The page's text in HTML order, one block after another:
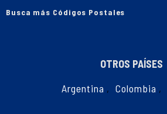
Busca más Códigos Postales
OTROS PAÍSES
Argentina , Colombia ,